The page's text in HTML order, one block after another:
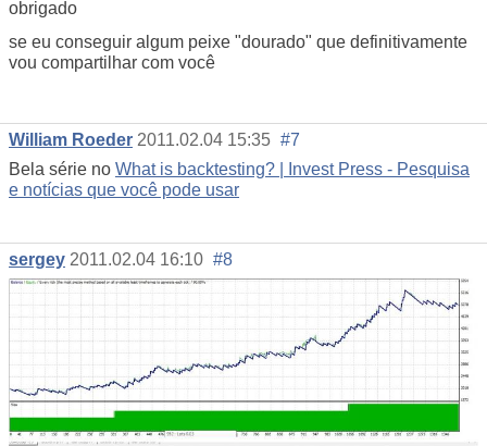
obrigado
se eu conseguir algum peixe "dourado" que definitivamente
vou compartilhar com você
William Roeder 2011.02.04 15:35 #7
Bela série no What is backtesting? | Invest Press - Pesquisa
e notícias que você pode usar
sergey 2011.02.04 16:10 #8